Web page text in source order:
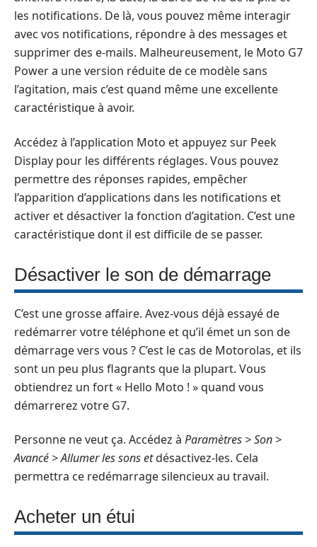
les notifications. De là, vous pouvez même interagir
avec vos notifications, répondre à des messages et
supprimer des e-mails. Malheureusement, le Moto G7
Power a une version réduite de ce modèle sans
l’agitation, mais c’est quand même une excellente
caractéristique à avoir.
Accédez à l’application Moto et appuyez sur Peek
Display pour les différents réglages. Vous pouvez
permettre des réponses rapides, empêcher
l’apparition d’applications dans les notifications et
activer et désactiver la fonction d’agitation. C’est une
caractéristique dont il est difficile de se passer.
Désactiver le son de démarrage
C’est une grosse affaire. Avez-vous déjà essayé de
redémarrer votre téléphone et qu’il émet un son de
démarrage vers vous ? C’est le cas de Motorolas, et ils
sont un peu plus flagrants que la plupart. Vous
obtiendrez un fort « Hello Moto ! » quand vous
démarrerez votre G7.
Personne ne veut ça. Accédez à Paramètres > Son >
Avancé > Allumer les sons etdésactivez-les. Cela
permettra ce redémarrage silencieux au travail.
Acheter un étui